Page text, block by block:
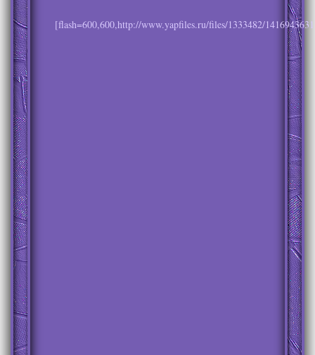
[flash=600,600,http://www.yapfiles.ru/files/1333482/